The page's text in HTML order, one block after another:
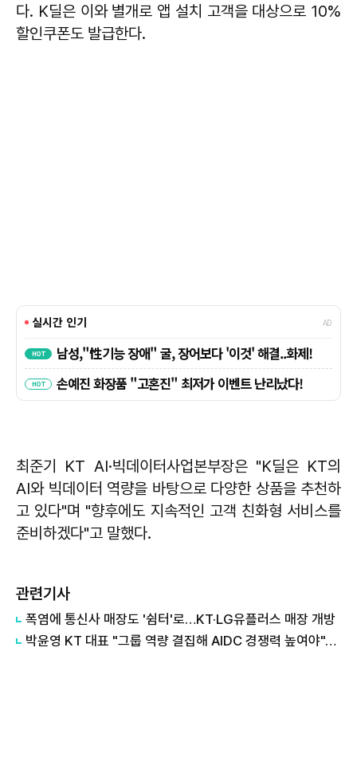
다. K딜은 이와 별개로 앱 설치 고객을 대상으로 10%
할인쿠폰도 발급한다.
최준기 KT AI·빅데이터사업본부장은 "K딜은 KT의
AI와 빅데이터 역량을 바탕으로 다양한 상품을 추천하
고 있다"며 "향후에도 지속적인 고객 친화형 서비스를
준비하겠다"고 말했다.
관련기사
폭염에 통신사 매장도 '쉼터'로…KT·LG유플러스 매장 개방
박윤영 KT 대표 "그룹 역량 결집해 AIDC 경쟁력 높여야"…목동 KT클라우드 방문